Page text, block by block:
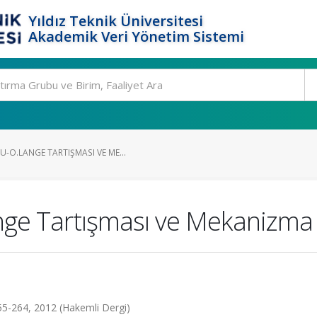
Yıldız Teknik Üniversitesi
Akademik Veri Yönetim Sistemi
O.LANGE TARTIŞMASI VE ME...
Tartışması ve Mekanizma
264, 2012 (Hakemli Dergi)